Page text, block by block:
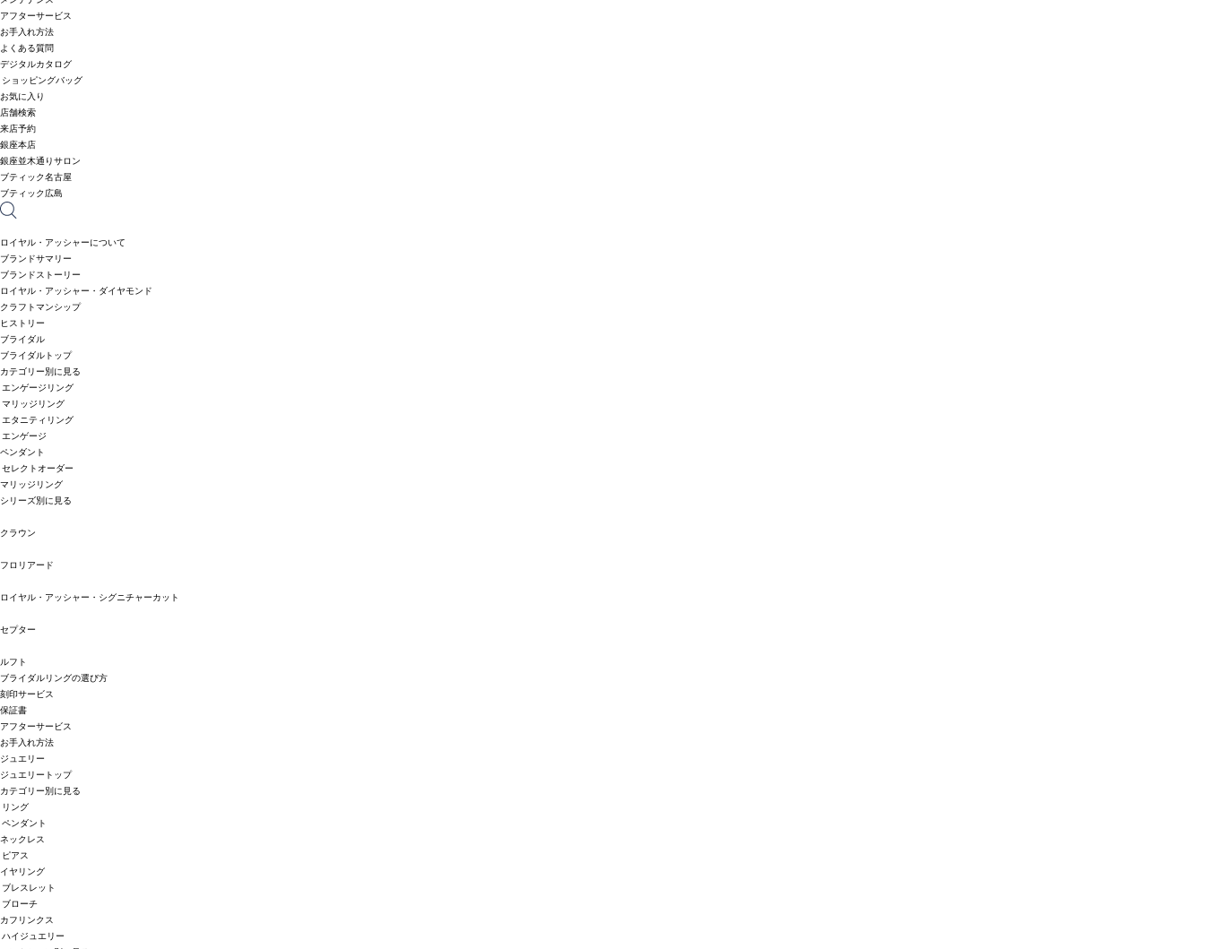
アフターサービス
お手入れ方法
よくある質問
デジタルカタログ
ショッピングバッグ
お気に入り
店舗検索
来店予約
銀座本店
銀座並木通りサロン
ブティック名古屋
ブティック広島
ロイヤル・アッシャーについて
ブランドサマリー
ブランドストーリー
ロイヤル・アッシャー・ダイヤモンド
クラフトマンシップ
ヒストリー
ブライダル
ブライダルトップ
カテゴリー別に見る
エンゲージリング
マリッジリング
エタニティリング
エンゲージ
ペンダント
セレクトオーダー
マリッジリング
シリーズ別に見る
クラウン
フロリアード
ロイヤル・アッシャー・シグニチャーカット
セプター
ルフト
ブライダルリングの選び方
刻印サービス
保証書
アフターサービス
お手入れ方法
ジュエリー
ジュエリートップ
カテゴリー別に見る
リング
ペンダント
ネックレス
ピアス
イヤリング
ブレスレット
ブローチ
カフリンクス
ハイジュエリー